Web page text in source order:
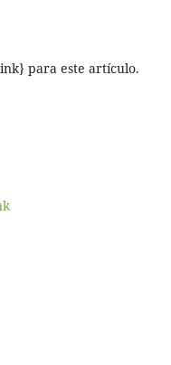
para este artículo.